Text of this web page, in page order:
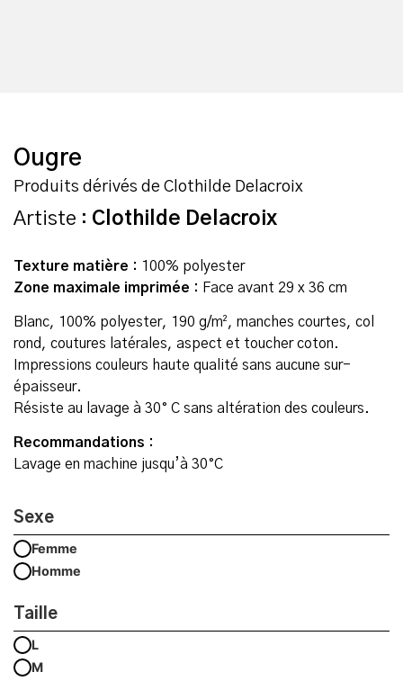
Ougre
Produits dérivés de Clothilde Delacroix
Artiste : Clothilde Delacroix
Texture matière : 100% polyester
Zone maximale imprimée : Face avant 29 x 36 cm
Blanc, 100% polyester, 190 g/m², manches courtes, col
rond, coutures latérales, aspect et toucher coton.
Impressions couleurs haute qualité sans aucune sur-
épaisseur.
Résiste au lavage à 30° C sans altération des couleurs.
Recommandations :
Lavage en machine jusqu’à 30°C
Sexe
Femme
Homme
Taille
L
M